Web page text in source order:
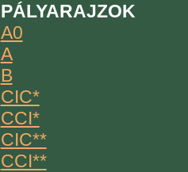
PÁLYARAJZOK
A0
A
B
CIC*
CCI*
CIC**
CCI**